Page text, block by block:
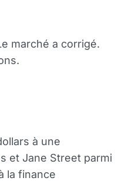
marché a corrigé.
à une
et Jane Street parmi
la finance